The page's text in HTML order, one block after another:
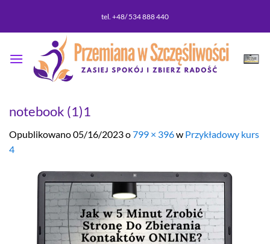
tel. +48/ 534 888 440
notebook (1)1
Opublikowano05/16/2023o799 × 396w Przykładowy kurs
4